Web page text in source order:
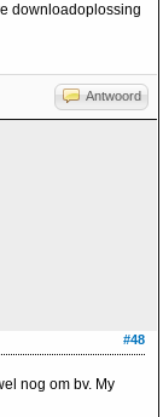
downloadoplossing
Antwoord
#48
nog om bv. My